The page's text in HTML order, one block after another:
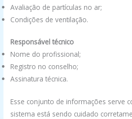
Avaliação de partículas no ar;
Condições de ventilação.
Responsável técnico
Nome do profissional;
Registro no conselho;
Assinatura técnica.
Esse conjunto de informações serve
sistema está sendo cuidado